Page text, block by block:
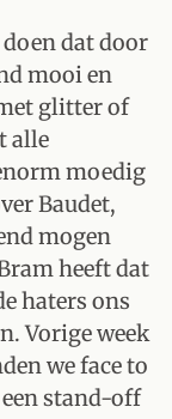
doen dat door
mooi en
glitter of
alle
moedig
Baudet,
mogen
heeft dat
haters ons
Vorige week
we face to
stand-off